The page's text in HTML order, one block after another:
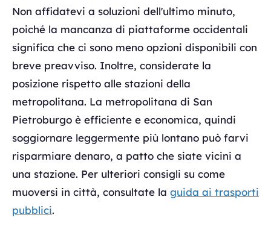
Non affidatevi a soluzioni dell'ultimo minuto,
poiché la mancanza di piattaforme occidentali
significa che ci sono meno opzioni disponibili con
breve preavviso. Inoltre, considerate la
posizione rispetto alle stazioni della
metropolitana. La metropolitana di San
Pietroburgo è efficiente e economica, quindi
soggiornare leggermente più lontano può farvi
risparmiare denaro, a patto che siate vicini a
una stazione. Per ulteriori consigli su come
muoversi in città, consultate la guida ai trasporti
pubblici.